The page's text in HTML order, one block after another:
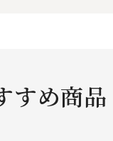
すめ商品